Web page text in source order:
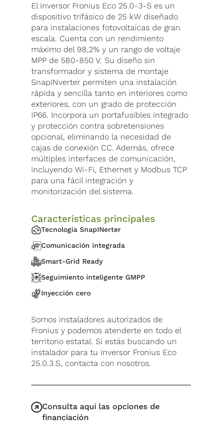
El inversor Fronius Eco 25.0-3-S es un
dispositivo trifásico de 25 kW diseñado
para instalaciones fotovoltaicas de gran
escala. Cuenta con un rendimiento
máximo del 98,2% y un rango de voltaje
MPP de 580-850 V. Su diseño sin
transformador y sistema de montaje
SnapINverter permiten una instalación
rápida y sencilla tanto en interiores como
exteriores, con un grado de protección
IP66. Incorpora un portafusibles integrado
y protección contra sobretensiones
opcional, eliminando la necesidad de
cajas de conexión CC. Además, ofrece
múltiples interfaces de comunicación,
incluyendo Wi-Fi, Ethernet y Modbus TCP
para una fácil integración y
monitorización del sistema.
Características principales
Tecnología SnapINerter
Comunicación integrada
Smart-Grid Ready
Seguimiento inteligente GMPP
Inyección cero
Somos instaladores autorizados de
Fronius y podemos atenderte en todo el
territorio estatal. Si estás buscando un
instalador para tu inversor Fronius Eco
25.0.3.S, contacta con nosotros.
Consulta aquí las opciones de
financiación